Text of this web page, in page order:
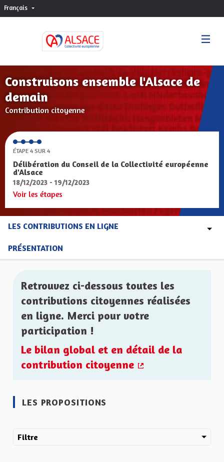
Français Choisir la langue
Construisons ensemble l'Alsace de
demain
Contribution citoyenne
ÉTAPE 4 SUR 4
Délibération du Conseil de la Collectivité européenne
d'Alsace
18/12/2023 - 19/12/2023
Voir les étapes
LES CONTRIBUTIONS EN LIGNE
PRÉSENTATION
Retrouvez ci-dessous toutes les
contributions citoyennes réalisées
en ligne. Merci pour votre
participation !
Le bilan global et en détail de la
contribution citoyenne
LES PROPOSITIONS
Filtre